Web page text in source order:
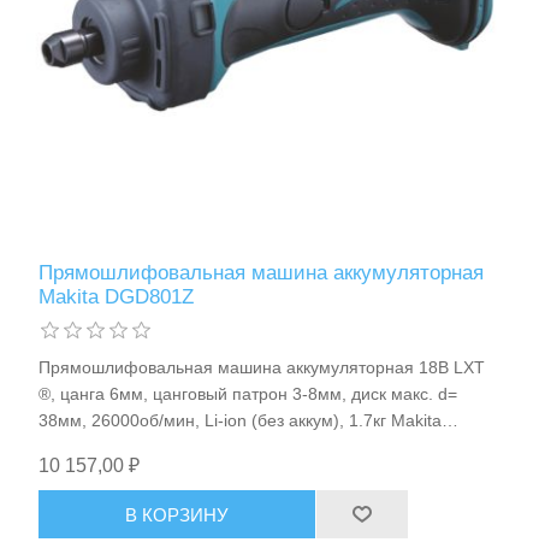
Грузоподъемное оборудование
Пневмоинструменты
Прямошлифовальная машина аккумуляторная
Makita DGD801Z
Прямошлифовальная машина аккумуляторная 18В LXT
®, цанга 6мм, цанговый патрон 3-8мм, диск макс. d=
38мм, 26000об/мин, Li-ion (без аккум), 1.7кг Makita
10 157,00 ₽
В КОРЗИНУ